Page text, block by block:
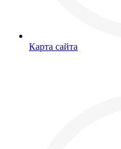
Карта сайта